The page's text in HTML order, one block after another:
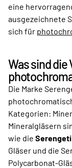
eine
ausgezeichnete
sich für
Was sind die
Die Marke
Kategorien:
Mineralgläsern
wie die Serengeti
Gläser und die
Polycarbonat-